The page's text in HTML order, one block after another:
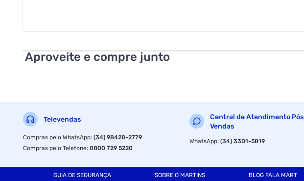
Aproveite e compre junto
Televendas
Compras pelo WhatsApp:(34) 98428-2779
Compras pelo Telefone:0800 729 5220
Central de Atendimento Pós
Vendas
WhatsApp:(34) 3301-5819
GUIA DE SEGURANÇA SOBRE O MARTINS BLOG FALA MART